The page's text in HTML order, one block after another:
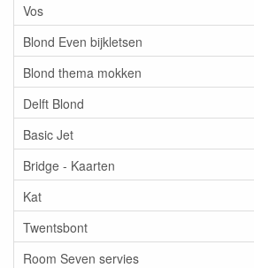
Vos
Blond Even bijkletsen
Blond thema mokken
Delft Blond
Basic Jet
Bridge - Kaarten
Kat
Twentsbont
Room Seven servies